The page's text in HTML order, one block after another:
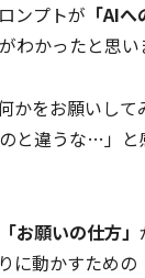
ンプトが 「AI
わかったと思い
かをお願いし
と違うな…」と
「お願いの仕方」
に動かすための